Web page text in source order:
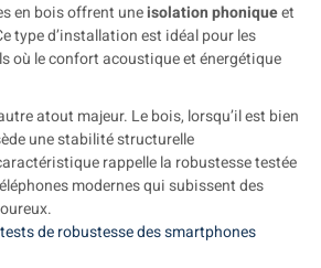
en bois offrent uneisolation phoniqueet
type d’installation est idéal pour les
où le confort acoustique et énergétique
atout majeur. Le bois, lorsqu’il est bien
une stabilité structurelle
rappelle la robustesse testée
modernes qui subissent des
de robustesse des smartphones